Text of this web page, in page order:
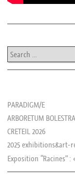
Post navigation
Search
PARADIGM/E
ARBORETUM
CRETEIL 2026
2025 exhibitions&art-
Exposition “Racines”